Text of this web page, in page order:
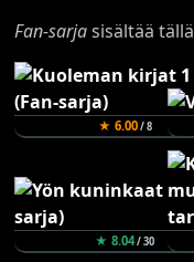
Fan-sarjasisältää
★ 6.00/ 8
★ 8.04/ 30